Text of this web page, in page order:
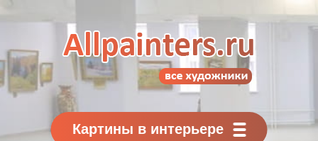
Картины классиков
и современников
Картины в интерьере